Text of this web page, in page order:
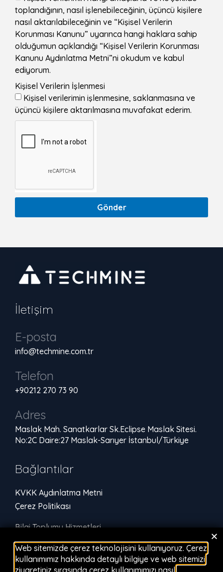
toplandığının, nasıl işlenebileceğinin, üçüncü kişilere
nasıl aktarılabileceğinin ve “Kişisel Verilerin
Korunması Kanunu” uyarınca hangi haklara sahip
olduğumun açıklandığı “Kişisel Verilerin Korunması
Kanunu Aydınlatma Metni”ni okudum ve kabul
ediyorum.
Kişisel Verilerin İşlenmesi
Kişisel verilerimin işlenmesine, saklanmasına ve
üçüncü kişilere aktarılmasına muvafakat ederim.
Gönder
İletişim
E-posta
info@techmine.com.tr
Telefon
+90212 270 73 90
Adres
Maslak Mah. Sanatkarlar Sk.Eclipse Maslak Sitesi.
No:2C Daire:27 Maslak-Sarıyer İstanbul/Türkiye
Bağlantılar
KVKK Aydınlatma Metni
Çerez Politikası
Bilgi Toplumu Hizmetleri
Sosyal Medya
Web sitemizde çerez teknolojisini kullanıyoruz. Çerez
kullanımımız hakkında detaylı bilgiye ve web sitemizi
ziyaretiniz sırasında çerez kullanımımızı nasıl